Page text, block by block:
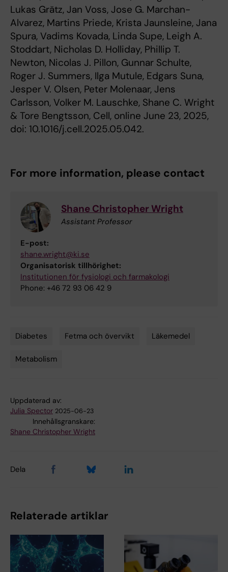
Lukas Grätz, Jan Voss, Jose G. Marchan-
Alvarez, Martins Priede, Krista Jaunsleine, Jana
Spura, Vadims Kovada, Linda Supe, Leigh A.
Stoddart, Nicholas D. Holliday, Phillip T.
Newton, Nicolas J. Pillon, Gunnar Schulte,
Roger J. Summers, Ilga Mutule, Edgars Suna,
Jesper V. Olsen, Peter Molenaar, Jens
Carlsson, Volker M. Lauschke, Shane C. Wright
& Tore Bengtsson, Cell, online June 23, 2025,
doi: 10.1016/j.cell.2025.05.042.
For more information, please contact
Shane Christopher Wright
Assistant Professor
E-post:
shane.wright@ki.se
Organisatorisk tillhörighet:
Institutionen för fysiologi och farmakologi
Phone: +46 72 93 06 42 9
Diabetes Fetma och övervikt Läkemedel
Metabolism
Uppdaterad av:
Julia Spector 2025-06-23
Innehållsgranskare:
Shane Christopher Wright
Dela
Relaterade artiklar